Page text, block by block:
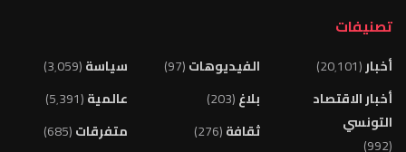
تصنيفات
أخبار(20٬101)
أخبار الاقتصاد
التونسي
(992)
الفيديوهات(97)
بلاغ(203)
ثقافة(276)
سياسة(3٬059)
عالمية(5٬391)
متفرقات(685)